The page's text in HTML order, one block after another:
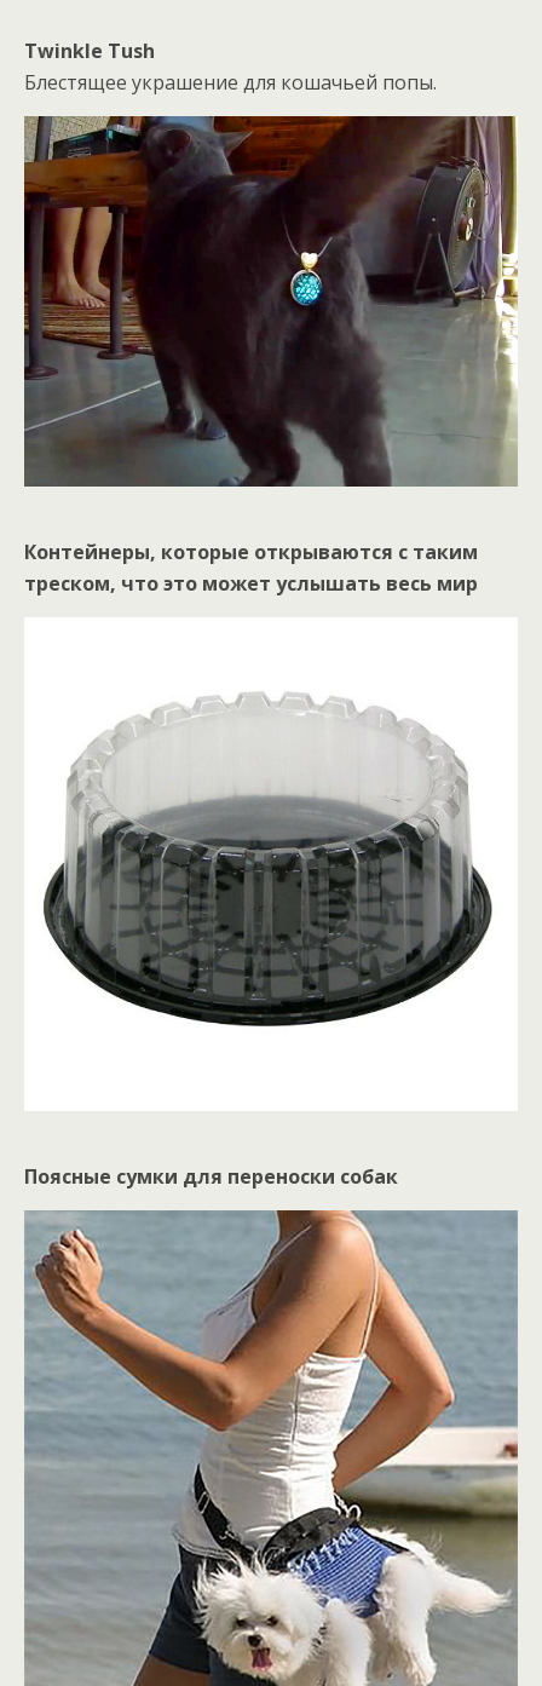
Twinkle Tush
Блестящее украшение для кошачьей попы.
Контейнеры, которые открываются с таким
треском, что это может услышать весь мир
Поясные сумки для переноски собак